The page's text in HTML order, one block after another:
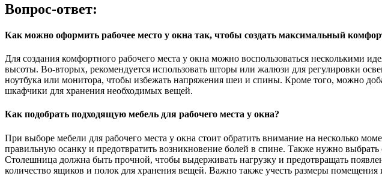
Вопрос-ответ:
Как можно оформить рабочее место у окна так, чтобы создать максимальный
Для создания комфортного рабочего места у окна можно воспользоваться несколькими
высоты. Во-вторых, рекомендуется использовать шторы или жалюзи для регулировки
ноутбука или монитора, чтобы избежать напряжения шеи и спины. Кроме того, можно
шкафчики для хранения необходимых вещей.
Как подобрать подходящую мебель для рабочего места у окна?
При выборе мебели для рабочего места у окна стоит обратить внимание на несколько
правильную осанку и предотвратить возникновение болей в спине. Также нужно
Столешница должна быть прочной, чтобы выдерживать нагрузку и предотвращать
количество ящиков и полок для хранения вещей. Важно также учесть размеры помещения